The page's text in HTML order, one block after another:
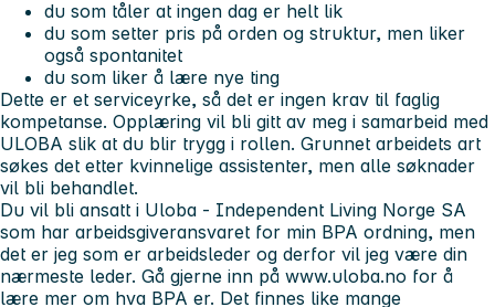
du som tåler at ingen dag er helt lik
du som setter pris på orden og struktur, men liker
også spontanitet
du som liker å lære nye ting
Dette er et serviceyrke, så det er ingen krav til faglig
kompetanse. Opplæring vil bli gitt av meg i samarbeid med
ULOBA slik at du blir trygg i rollen. Grunnet arbeidets art
søkes det etter kvinnelige assistenter, men alle søknader
vil bli behandlet.
Du vil bli ansatt i Uloba - Independent Living Norge SA
som har arbeidsgiveransvaret for min BPA ordning, men
det er jeg som er arbeidsleder og derfor vil jeg være din
nærmeste leder. Gå gjerne inn på www.uloba.no for å
lære mer om hva BPA er. Det finnes like mange